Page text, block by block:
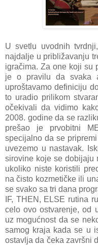
U svetlu uvodnih
najdalje u približavanju
igračima. Za one koji su
je o pravilu da svaka
uproštavamo definiciju
to uradio prilikom
očekivali da vidimo
2008. godine da se
prešao je prvobitni
specijalno da se
uvezemo u nastavak.
sirovine koje se dobijaju
ukoliko niste koristili
na čisto kozmetičke ili
se svako sa tri dana
IF, THEN, ELSE rutina
celo ovo ostvarenje, od
uz mogućnost da se
samog kraja kada se u
ostavlja da čeka završni